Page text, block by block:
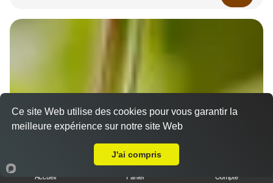
Accueil Panier Compte
Ce site Web utilise des cookies pour vous garantir la
meilleure expérience sur notre site Web
J'ai compris